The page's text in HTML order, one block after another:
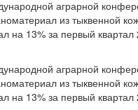
аграрной
из тыквенной
на 13% за первый квартал
аграрной
из тыквенной
на 13% за первый квартал